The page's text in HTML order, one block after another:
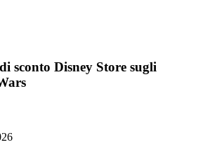
sconto Disney Store sugli